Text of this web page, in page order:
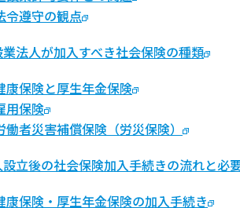
令遵守の観点
法人が加入すべき社会保険の種類
康保険と厚生年金保険
用保険
働者災害補償保険（労災保険）
立後の社会保険加入手続きの流れと必
康保険・厚生年金保険の加入手続き